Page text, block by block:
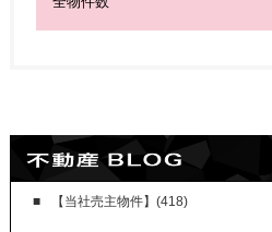
【当社売主物件】(418)